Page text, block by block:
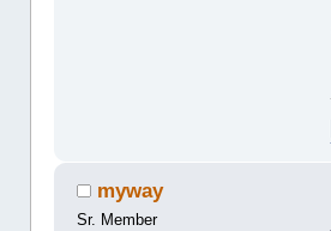
myway
Sr. Member